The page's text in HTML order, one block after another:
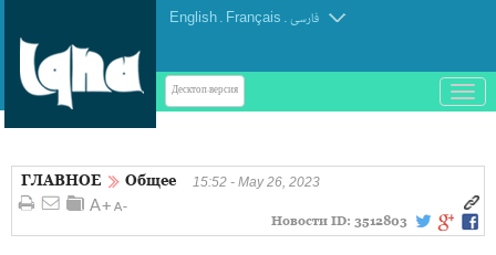
English . Français . فارسی
Десктоп-версия
باز
و
کردن
ГЛАВНОЕ Общее 15:52 - May 26, 2023
Новости ID: 3512803